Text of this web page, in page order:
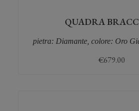
QUADRA
pietra: Diamante, colore: Oro
€679.00